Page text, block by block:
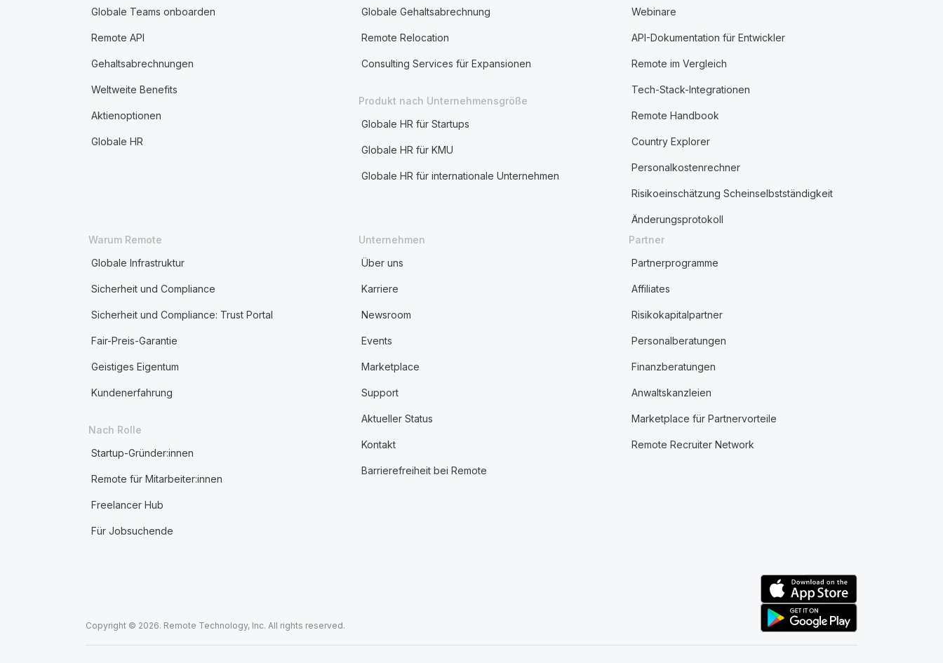
Globale Teams onboarden
Remote API
Gehaltsabrechnungen
Weltweite Benefits
Aktienoptionen
Globale HR
Globale Gehaltsabrechnung
Remote Relocation
Consulting Services für Expansionen
Produkt nach Unternehmensgröße
Globale HR für Startups
Globale HR für KMU
Globale HR für internationale Unternehmen
Webinare
API-Dokumentation für Entwickler
Remote im Vergleich
Tech-Stack-Integrationen
Remote Handbook
Country Explorer
Personalkostenrechner
Risikoeinschätzung Scheinselbstständigkeit
Änderungsprotokoll
Warum Remote
Globale Infrastruktur
Sicherheit und Compliance
Sicherheit und Compliance: Trust Portal
Fair-Preis-Garantie
Geistiges Eigentum
Kundenerfahrung
Nach Rolle
Startup-Gründer:innen
Remote für Mitarbeiter:innen
Freelancer Hub
Für Jobsuchende
Unternehmen
Über uns
Karriere
Newsroom
Events
Marketplace
Support
Aktueller Status
Kontakt
Barrierefreiheit bei Remote
Partner
Partnerprogramme
Affiliates
Risikokapitalpartner
Personalberatungen
Finanzberatungen
Anwaltskanzleien
Marketplace für Partnervorteile
Remote Recruiter Network
Copyright © 2026. Remote Technology, Inc. All rights reserved.